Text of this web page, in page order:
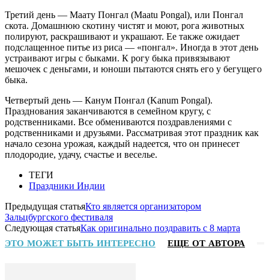
Третий день — Маату Понгал (Maatu Pongal), или Понгал
скота. Домашнюю скотину чистят и моют, рога животных
полируют, раскрашивают и украшают. Ее также ожидает
подслащенное питье из риса — «понгал». Иногда в этот день
устраивают игры с быками. К рогу быка привязывают
мешочек с деньгами, и юноши пытаются снять его у бегущего
быка.
Четвертый день — Канум Понгал (Kanum Pongal).
Празднования заканчиваются в семейном кругу, с
родственниками. Все обмениваются поздравлениями с
родственниками и друзьями. Рассматривая этот праздник как
начало сезона урожая, каждый надеется, что он принесет
плодородие, удачу, счастье и веселье.
ТЕГИ
Праздники Индии
Предыдущая статьяКто является организатором
Зальцбургского фестиваля
Следующая статьяКак оригинально поздравить с 8 марта
ЭТО МОЖЕТ БЫТЬ ИНТЕРЕСНО ЕЩЕ ОТ АВТОРА